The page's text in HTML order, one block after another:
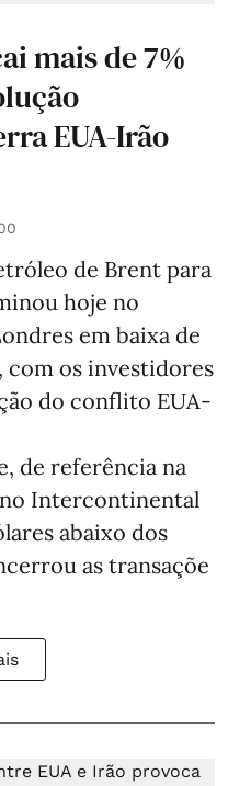
mais de 7%
EUA-Irão
de Brent para
hoje no
em baixa de
com os investidores
do conflito EUA-
de referência na
no Intercontinental
abaixo dos
as transaçõe